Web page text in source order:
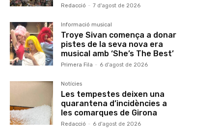
Redacció - 7 d'agost de 2026
Informació musical
Troye Sivan comença a donar
pistes de la seva nova era
musical amb ‘She’s The Best’
Primera Fila - 6 d'agost de 2026
Notícies
Les tempestes deixen una
quarantena d’incidències a
les comarques de Girona
Redacció - 6 d'agost de 2026